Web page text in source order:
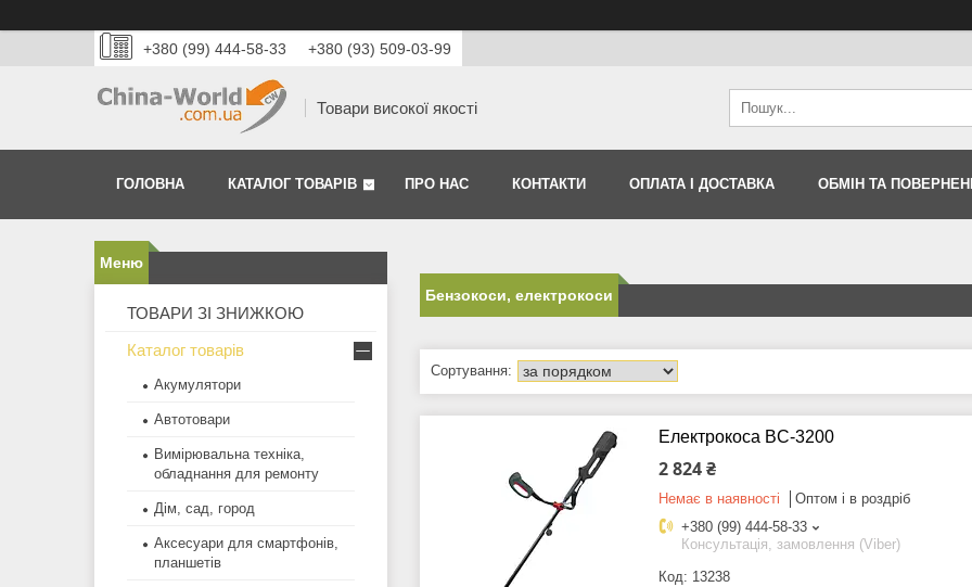
+380 (99) 444-58-33 +380 (93) 509-03-99
Товари високої якості
ГОЛОВНА КАТАЛОГ ТОВАРІВ ПРО НАС КОНТАКТИ ОПЛАТА І ДОСТАВКА ОБМІН ТА
Бензокоси, електрокоси
Електрокоса BC-3200
2 824 ₴
Немає в наявності
Оптом і в роздріб
+380 (99) 444-58-33
Консультація, замовлення (Viber)
13238
ТОВАРИ ЗІ ЗНИЖКОЮ
Каталог товарів
Акумулятори
Автотовари
Вимірювальна техніка,
обладнання для ремонту
Дім, сад, город
Аксесуари для смартфонів,
планшетів